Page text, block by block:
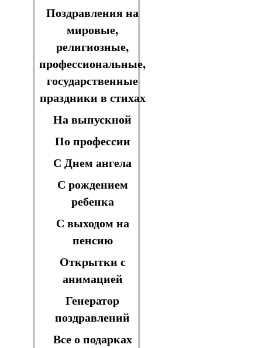
Поздравления на
мировые,
религиозные,
профессиональные,
государственные
праздники в стихах
На выпускной
По профессии
С Днем ангела
С рождением
ребенка
С выходом на
пенсию
Открытки с
анимацией
Генератор
поздравлений
Все о подарках